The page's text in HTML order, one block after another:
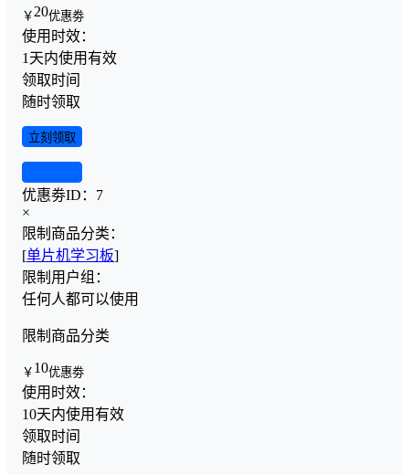
￥ 20优惠劵
使用时效：
1天内使用有效
领取时间
随时领取
立刻领取
优惠劵ID： 7
×
限制商品分类：
[单片机学习板]
限制用户组：
任何人都可以使用
限制商品分类
￥ 10优惠劵
使用时效：
10天内使用有效
领取时间
随时领取